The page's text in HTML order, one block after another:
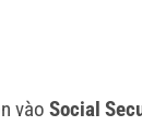
vào Social